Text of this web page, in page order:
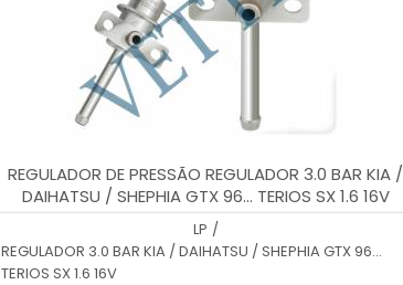
REGULADOR DE PRESSÃO REGULADOR 3.0 BAR KIA /
DAIHATSU / SHEPHIA GTX 96... TERIOS SX 1.6 16V
LP /
REGULADOR 3.0 BAR KIA / DAIHATSU / SHEPHIA GTX 96...
TERIOS SX 1.6 16V